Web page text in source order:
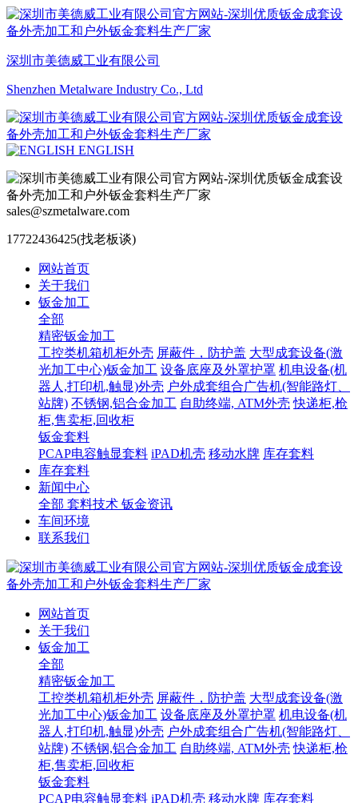
深圳市美德威工业有限公司
Shenzhen Metalware Industry Co., Ltd
ENGLISH
sales@szmetalware.com
17722436425(找老板谈)
网站首页
关于我们
钣金加工
全部
精密钣金加工
工控类机箱机柜外壳 屏蔽件，防护盖 大型成套设备(激
光加工中心)钣金加工 设备底座及外罩护罩 机电设备(机
器人,打印机,触显)外壳 户外成套组合广告机(智能路灯、
站牌) 不锈钢,铝合金加工 自助终端, ATM外壳 快递柜,枪
柜,售卖柜,回收柜
钣金套料
PCAP电容触显套料 iPAD机壳 移动水牌 库存套料
库存套料
新闻中心
全部 套料技术 钣金资讯
车间环境
联系我们
网站首页
关于我们
钣金加工
全部
精密钣金加工
工控类机箱机柜外壳 屏蔽件，防护盖 大型成套设备(激
光加工中心)钣金加工 设备底座及外罩护罩 机电设备(机
器人,打印机,触显)外壳 户外成套组合广告机(智能路灯、
站牌) 不锈钢,铝合金加工 自助终端, ATM外壳 快递柜,枪
柜,售卖柜,回收柜
钣金套料
PCAP电容触显套料 iPAD机壳 移动水牌 库存套料